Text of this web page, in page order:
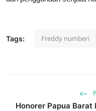
Tags: Freddy numberi
Honorer Papua Barat